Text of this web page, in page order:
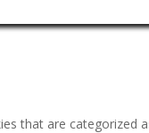
that are categorized